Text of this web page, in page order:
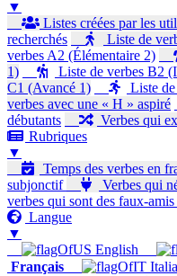
▼
Listes créées par les
recherchés
Liste de
verbes A2 (Élémentaire 2)
1)
Liste de verbes B2
C1 (Avancé 1)
Liste
verbes avec une « H » aspiré
débutants
Verbes qui
Rubriques
▼
Temps des verbes en
subjonctif
Verbes qui
verbes qui sont des faux-amis
Langue
▼
English
Français